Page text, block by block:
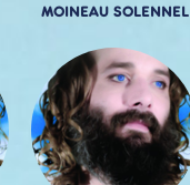
MOINEAU SOLENNEL